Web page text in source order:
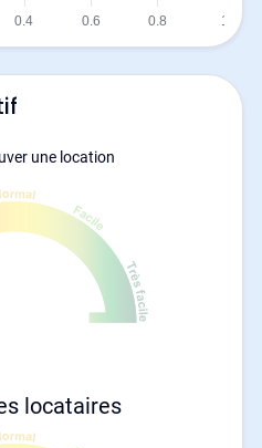
une location
locataires